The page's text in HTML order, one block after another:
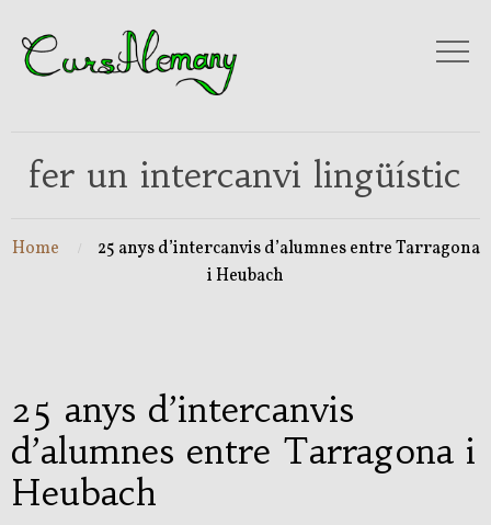
fer un intercanvi lingüístic
Home
25 anys d’intercanvis d’alumnes entre Tarragona
i Heubach
25 anys d’intercanvis
d’alumnes entre Tarragona i
Heubach